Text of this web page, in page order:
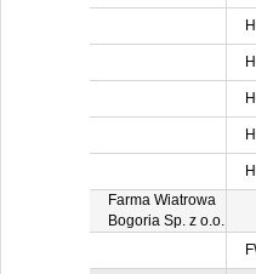
Farma Wiatrowa
Bogoria Sp. z o.o.